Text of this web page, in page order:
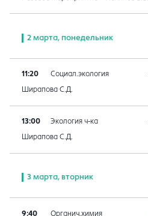
2 марта, понедельник
11:20 Социал.экология
Ширапова С.Д.
13:00 Экология ч-ка
Ширапова С.Д.
3 марта, вторник
9:40 Органич.химия